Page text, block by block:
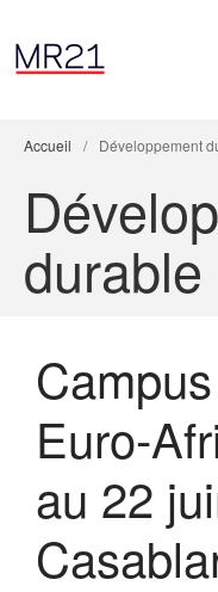
Accueil / Développement
durable
Euro-
au 22